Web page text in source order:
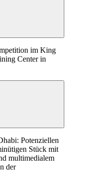
im King
Center in
Potenziellen
Stück mit
multi­medialem
der